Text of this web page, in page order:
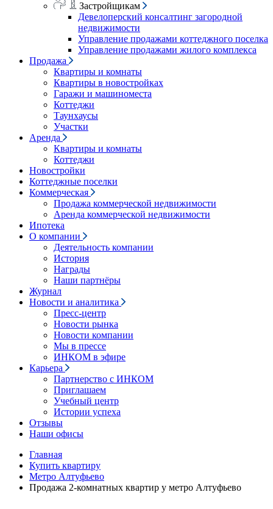
Застройщикам
Девелоперский консалтинг загородной
недвижимости
Управление продажами коттеджного поселка
Управление продажами жилого комплекса
Продажа
Квартиры и комнаты
Квартиры в новостройках
Гаражи и машиноместа
Коттеджи
Таунхаусы
Участки
Аренда
Квартиры и комнаты
Коттеджи
Новостройки
Коттеджные поселки
Коммерческая
Продажа коммерческой недвижимости
Аренда коммерческой недвижимости
Ипотека
О компании
Деятельность компании
История
Награды
Наши партнёры
Журнал
Новости и аналитика
Пресс-центр
Новости рынка
Новости компании
Мы в прессе
ИНКОМ в эфире
Карьера
Партнерство с ИНКОМ
Приглашаем
Учебный центр
Истории успеха
Отзывы
Наши офисы
Главная
Купить квартиру
Метро Алтуфьево
Продажа 2-комнатных квартир у метро Алтуфьево